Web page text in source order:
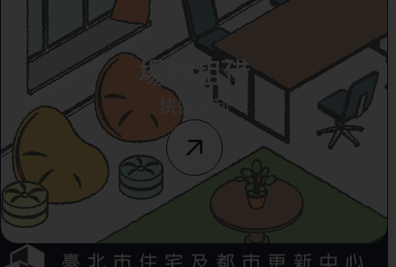
場地租借
快速便利
方選單連結區
:::